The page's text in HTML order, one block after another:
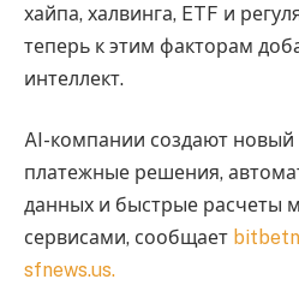
хайпа, халвинга, ETF и
теперь к этим факторам
интеллект.
AI-компании создают новый
платежные решения,
данных и быстрые расчеты
сервисами, сообщает
sfnews.us.